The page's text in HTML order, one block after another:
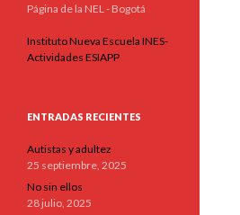
Página de la NEL - Bogotá
Instituto Nueva Escuela INES-
Actividades ESIAPP
ENTRADAS RECIENTES
Autistas y adultez
25 septiembre, 2025
No sin ellos
28 julio, 2025